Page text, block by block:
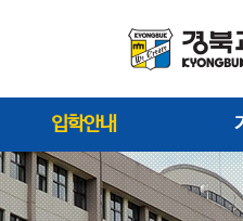
입학안내